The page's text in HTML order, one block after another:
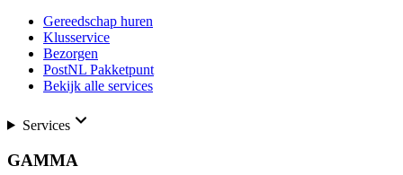
Gereedschap huren
Klusservice
Bezorgen
PostNL Pakketpunt
Bekijk alle services
Services
GAMMA